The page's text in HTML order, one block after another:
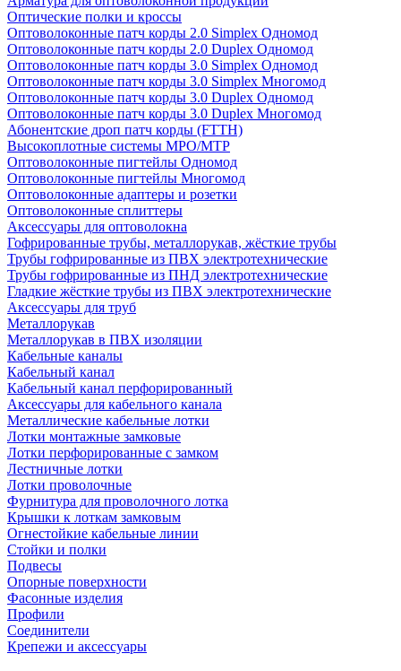
Оптические полки и кроссы
Оптоволоконные патч корды 2.0 Simplex Одномод
Оптоволоконные патч корды 2.0 Duplex Одномод
Оптоволоконные патч корды 3.0 Simplex Одномод
Оптоволоконные патч корды 3.0 Simplex Многомод
Оптоволоконные патч корды 3.0 Duplex Одномод
Оптоволоконные патч корды 3.0 Duplex Многомод
Абонентские дроп патч корды (FTTH)
Высокоплотные системы MPO/MTP
Оптоволоконные пигтейлы Одномод
Оптоволоконные пигтейлы Многомод
Оптоволоконные адаптеры и розетки
Оптоволоконные сплиттеры
Аксессуары для оптоволокна
Гофрированные трубы, металлорукав, жёсткие трубы
Трубы гофрированные из ПВХ электротехнические
Трубы гофрированные из ПНД электротехнические
Гладкие жёсткие трубы из ПВХ электротехнические
Аксессуары для труб
Металлорукав
Металлорукав в ПВХ изоляции
Кабельные каналы
Кабельный канал
Кабельный канал перфорированный
Аксессуары для кабельного канала
Металлические кабельные лотки
Лотки монтажные замковые
Лотки перфорированные с замком
Лестничные лотки
Лотки проволочные
Фурнитура для проволочного лотка
Крышки к лоткам замковым
Огнестойкие кабельные линии
Стойки и полки
Подвесы
Опорные поверхности
Фасонные изделия
Профили
Соединители
Крепежи и аксессуары